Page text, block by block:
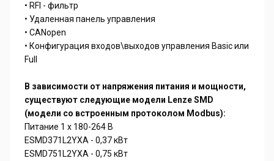
• RFI - фильтр
• Удаленная панель управления
• CANopen
• Конфигурация входов\выходов управления Basic или
Full
В зависимости от напряжения питания и мощности,
существуют следующие модели Lenze SMD
(модели со встроенным протоколом Modbus):
Питание 1 х 180-264 В
ESMD371L2YXA - 0,37 кВт
ESMD751L2YXA - 0,75 кВт